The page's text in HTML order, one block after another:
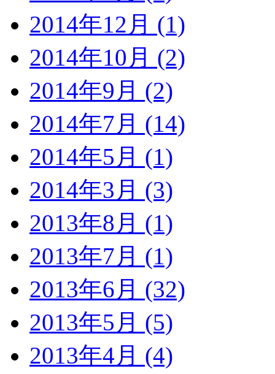
2014年12月 (1)
2014年10月 (2)
2014年9月 (2)
2014年7月 (14)
2014年5月 (1)
2014年3月 (3)
2013年8月 (1)
2013年7月 (1)
2013年6月 (32)
2013年5月 (5)
2013年4月 (4)